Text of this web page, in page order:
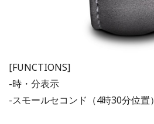
[FUNCTIONS]
-時・分表示
-スモールセコンド（4時30分位置）